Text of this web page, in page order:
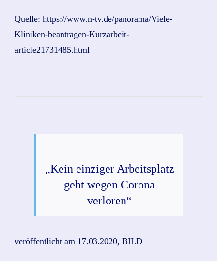
Quelle: https://www.n-tv.de/panorama/Viele-
Kliniken-beantragen-Kurzarbeit-
article21731485.html
„Kein einziger Arbeitsplatz
geht wegen Corona
verloren“
veröffentlicht am 17.03.2020, BILD